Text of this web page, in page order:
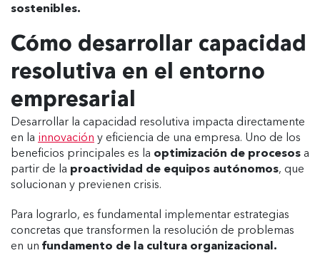
sostenibles.
Cómo desarrollar capacidad
resolutiva en el entorno
empresarial
Desarrollar la capacidad resolutiva impacta directamente
en la innovación y eficiencia de una empresa. Uno de los
beneficios principales es la optimización de procesos a
partir de la proactividad de equipos autónomos, que
solucionan y previenen crisis.
Para lograrlo, es fundamental implementar estrategias
concretas que transformen la resolución de problemas
en un fundamento de la cultura organizacional.